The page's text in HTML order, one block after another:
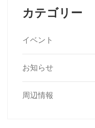
カテゴリー
イベント
お知らせ
周辺情報